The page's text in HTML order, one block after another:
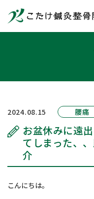
院長紹介
治療案内
整体治療
鍼灸
腰痛の治療
2024.08.15 腰痛
お盆休みに遠
てしまった、
介
こんにちは。